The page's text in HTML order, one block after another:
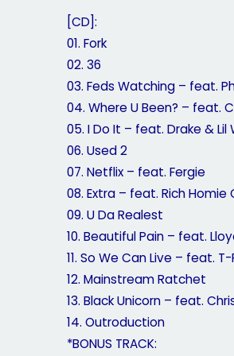
[CD]:
01. Fork
02. 36
03. Feds Watching – feat.
04. Where U Been? – feat.
05. I Do It – feat. Drake & Lil
06. Used 2
07. Netflix – feat. Fergie
08. Extra – feat. Rich Homie
09. U Da Realest
10. Beautiful Pain – feat.
11. So We Can Live – feat.
12. Mainstream Ratchet
13. Black Unicorn – feat.
14. Outroduction
*BONUS TRACK: